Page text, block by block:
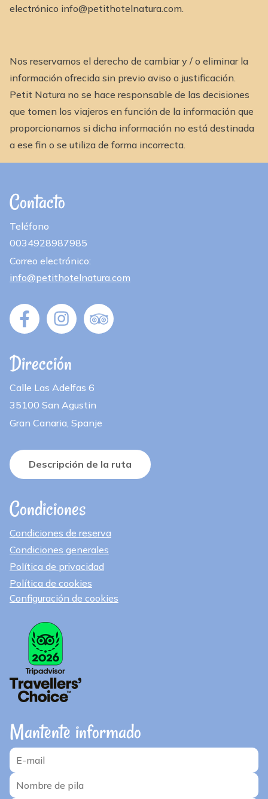
electrónico info@petithotelnatura.com.
Nos reservamos el derecho de cambiar y / o eliminar la
información ofrecida sin previo aviso o justificación.
Petit Natura no se hace responsable de las decisiones
que tomen los viajeros en función de la información que
proporcionamos si dicha información no está destinada
a ese fin o se utiliza de forma incorrecta.
Contacto
Teléfono
0034928987985
Correo electrónico:
info@petithotelnatura.com
Dirección
Calle Las Adelfas 6
35100 San Agustin
Gran Canaria, Spanje
Descripción de la ruta
Condiciones
Condiciones de reserva
Condiciones generales
Política de privacidad
Política de cookies
Configuración de cookies
Mantente informado